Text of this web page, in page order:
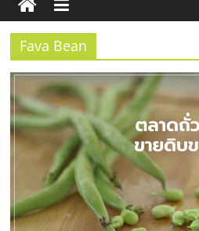
ธุรกิจ
SME
แห่ง
ประเทศไท
Fava Bean